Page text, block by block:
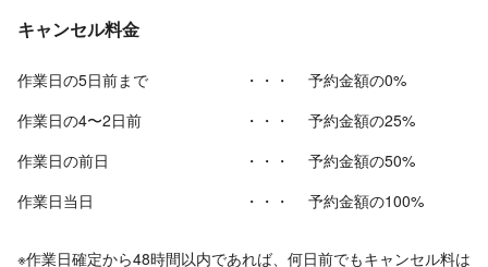
キャンセル料金
作業日の5日前まで ・・・
予約金額の0%
作業日の4〜2日前
・・・
予約金額の25%
作業日の前日
・・・
予約金額の50%
作業日当日
・・・ 予約金額の100%
※作業日確定から48時間以内であれば、何日前でもキャンセル料は